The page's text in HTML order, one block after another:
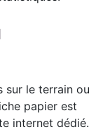
sur le terrain ou
papier est
internet dédié.